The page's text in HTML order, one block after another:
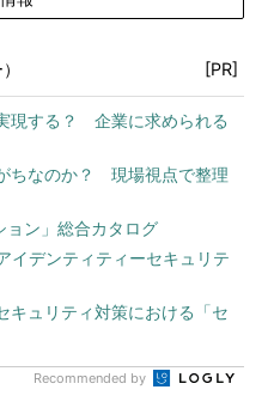
[PR]
現する？ 企業に求められる
ちなのか？ 現場視点で整理
ョン」総合カタログ
デンティティーセキュリテ
キュリティ対策における「セ
Recommended by